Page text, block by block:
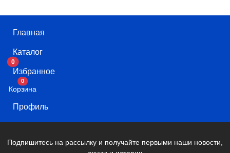
Главная
Каталог
0
Избранное
Корзина
0В корзину
Профиль
Подпишитесь на рассылку и получайте первыми наши новости,